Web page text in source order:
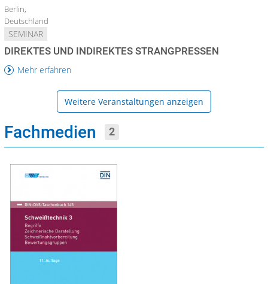
Berlin,
Deutschland
SEMINAR
DIREKTES UND INDIREKTES STRANGPRESSEN
Mehr erfahren
Weitere Veranstaltungen anzeigen
Fachmedien 2